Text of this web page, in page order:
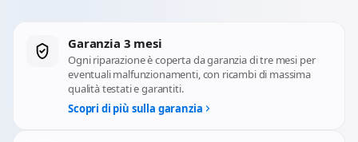
Garanzia 3 mesi
Ogni riparazione è coperta da garanzia di tre mesi per
eventuali malfunzionamenti, con ricambi di massima
qualità testati e garantiti.
Scopri di più sulla garanzia